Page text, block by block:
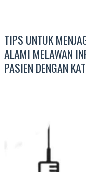
TIPS UNTUK
ALAMI MELAWAN
PASIEN DENGAN